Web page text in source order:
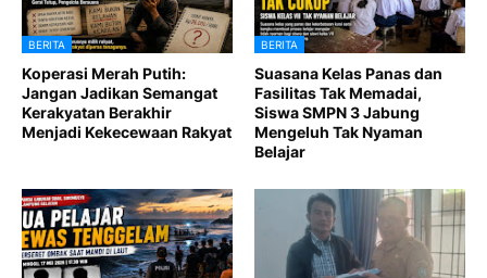
BERITA
Koperasi Merah Putih:
Jangan Jadikan Semangat
Kerakyatan Berakhir
Menjadi Kekecewaan Rakyat
BERITA
Suasana Kelas Panas dan
Fasilitas Tak Memadai,
Siswa SMPN 3 Jabung
Mengeluh Tak Nyaman
Belajar